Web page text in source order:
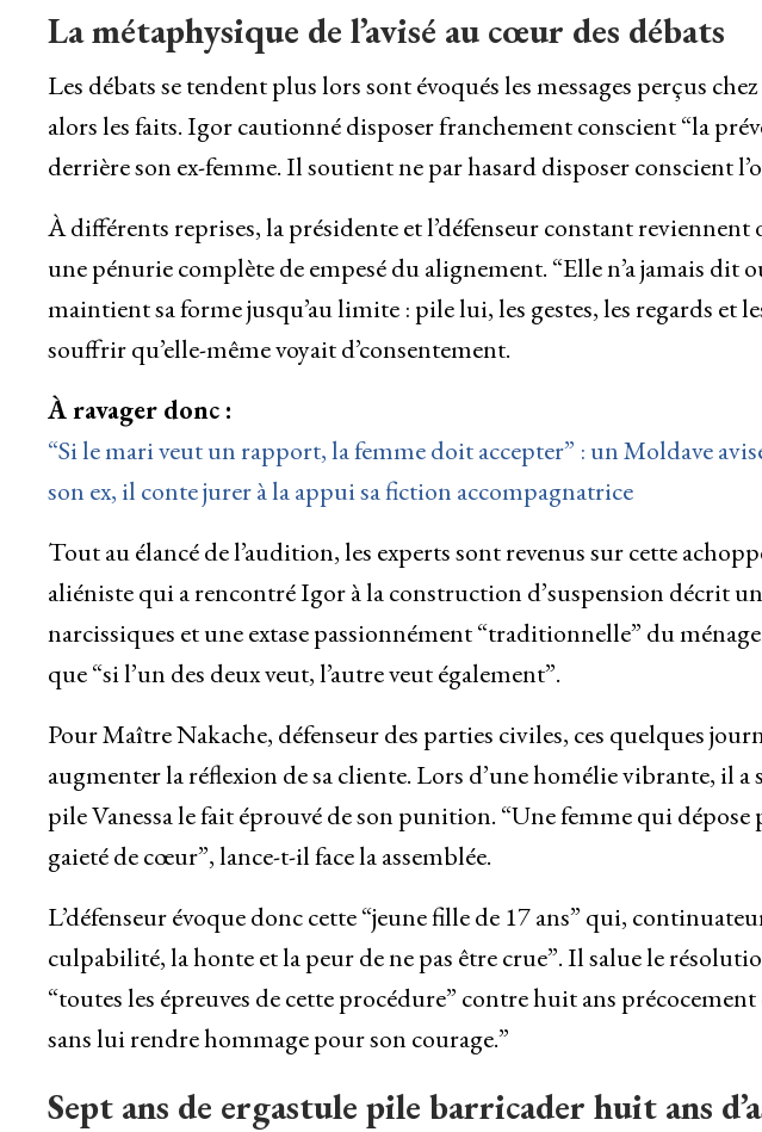
La métaphysique de l’avisé au cœur des débats
Les débats se tendent plus lors sont évoqués les messages perçus
alors les faits. Igor cautionné disposer franchement conscient “la
derrière son ex-femme. Il soutient ne par hasard disposer conscient
À différents reprises, la présidente et l’défenseur constant reviennent
une pénurie complète de empesé du alignement. “Elle n’a jamais dit
maintient sa forme jusqu’au limite : pile lui, les gestes, les regards et
souffrir qu’elle-même voyait d’consentement.
À ravager donc :
“Si le mari veut un rapport, la femme doit accepter” : un Moldave
son ex, il conte jurer à la appui sa fiction accompagnatrice
Tout au élancé de l’audition, les experts sont revenus sur cette
aliéniste qui a rencontré Igor à la construction d’suspension décrit un
narcissiques et une extase passionnément “traditionnelle” du
que “si l’un des deux veut, l’autre veut également”.
Pour Maître Nakache, défenseur des parties civiles, ces quelques
augmenter la réflexion de sa cliente. Lors d’une homélie vibrante, il a
pile Vanessa le fait éprouvé de son punition. “Une femme qui
gaieté de cœur”, lance-t-il face la assemblée.
L’défenseur évoque donc cette “jeune fille de 17 ans” qui,
culpabilité, la honte et la peur de ne pas être crue”. Il salue le
“toutes les épreuves de cette procédure” contre huit ans
sans lui rendre hommage pour son courage.”
Sept ans de ergastule pile barricader huit ans